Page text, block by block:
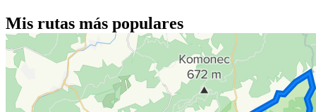
Mis rutas más populares